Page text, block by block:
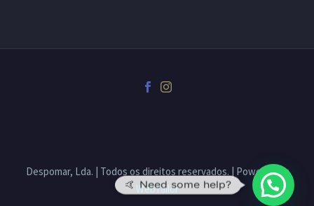
Despomar, Lda. | Todos os direitos reservados. | Powered by
WebTailor
🤙 Need some help?